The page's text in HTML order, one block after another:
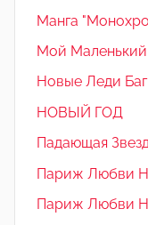
Манга
Мой
Новые Леди
НОВЫЙ ГОД
Падающая
Париж Любви
Париж Любви